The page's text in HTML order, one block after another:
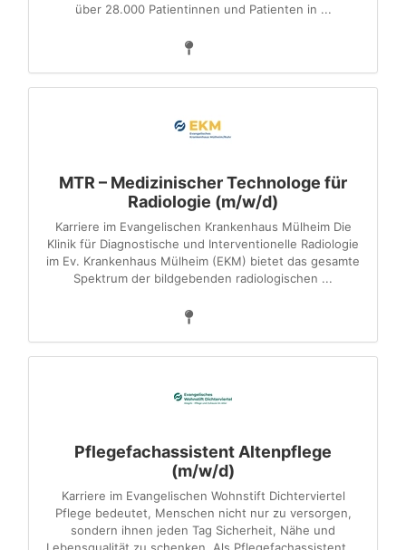
über 28.000 Patientinnen und Patienten in ...
MTR – Medizinischer Technologe für
Radiologie (m/w/d)
Karriere im Evangelischen Krankenhaus Mülheim Die
Klinik für Diagnostische und Interventionelle Radiologie
im Ev. Krankenhaus Mülheim (EKM) bietet das gesamte
Spektrum der bildgebenden radiologischen ...
Pflegefachassistent Altenpflege
(m/w/d)
Karriere im Evangelischen Wohnstift Dichterviertel
Pflege bedeutet, Menschen nicht nur zu versorgen,
sondern ihnen jeden Tag Sicherheit, Nähe und